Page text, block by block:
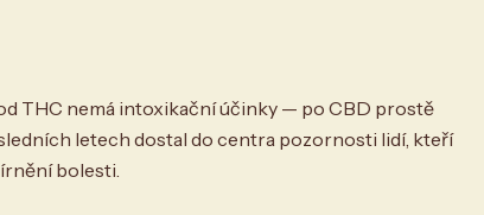
THC nemá intoxikační účinky — po CBD prostě
letech dostal do centra pozornosti lidí, kteří
bolesti.